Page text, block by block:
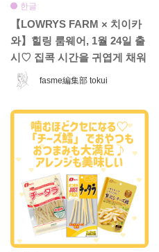
fasme編集部 tokui
한글
【LOWRYS FARM × 치이카
와】힐링 룸웨어, 1월 24일 출
시♡ 집콕 시간을 귀엽게 채워
줄 컬렉션 등장!